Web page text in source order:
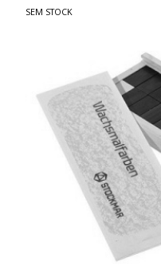
SEM STOCK